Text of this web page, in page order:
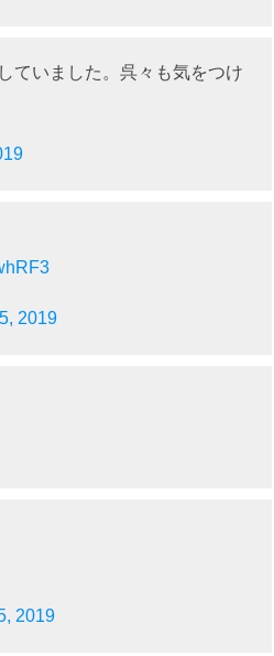
ていました。呉々も気をつけ
2019
2019